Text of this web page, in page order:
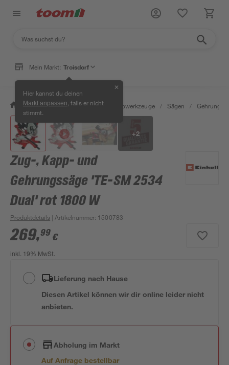
Mein Markt: Troisdorf
Hier kannst du deinen
Markt anpassen , falls er nicht
stimmt.
✕
/ Werkstatt & Maschinen / Elektrowerkzeuge / Sägen /
+2
Zug-, Kapp- und
Gehrungssäge 'TE-SM 2534
Dual' rot 1800 W
Produktdetails | Artikelnummer: 1500783
269,99 €
inkl. 19% MwSt.
Lieferung nach Hause
Diesen Artikel können wir dir online leider nicht
anbieten.
Abholung im Markt
Auf Anfrage bestellbar